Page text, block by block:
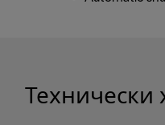
Технически